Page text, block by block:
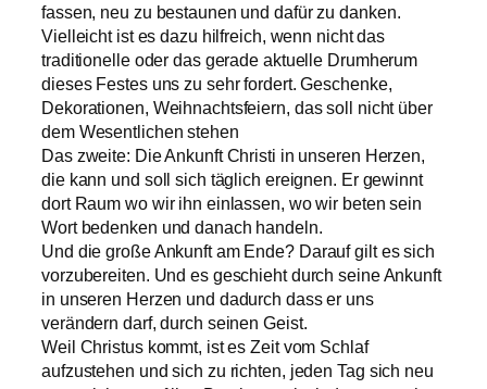
fassen, neu zu bestaunen und dafür zu danken.
Vielleicht ist es dazu hilfreich, wenn nicht das
traditionelle oder das gerade aktuelle Drumherum
dieses Festes uns zu sehr fordert. Geschenke,
Dekorationen, Weihnachtsfeiern, das soll nicht über
dem Wesentlichen stehen
Das zweite: Die Ankunft Christi in unseren Herzen,
die kann und soll sich täglich ereignen. Er gewinnt
dort Raum wo wir ihn einlassen, wo wir beten sein
Wort bedenken und danach handeln.
Und die große Ankunft am Ende? Darauf gilt es sich
vorzubereiten. Und es geschieht durch seine Ankunft
in unseren Herzen und dadurch dass er uns
verändern darf, durch seinen Geist.
Weil Christus kommt, ist es Zeit vom Schlaf
aufzustehen und sich zu richten, jeden Tag sich neu